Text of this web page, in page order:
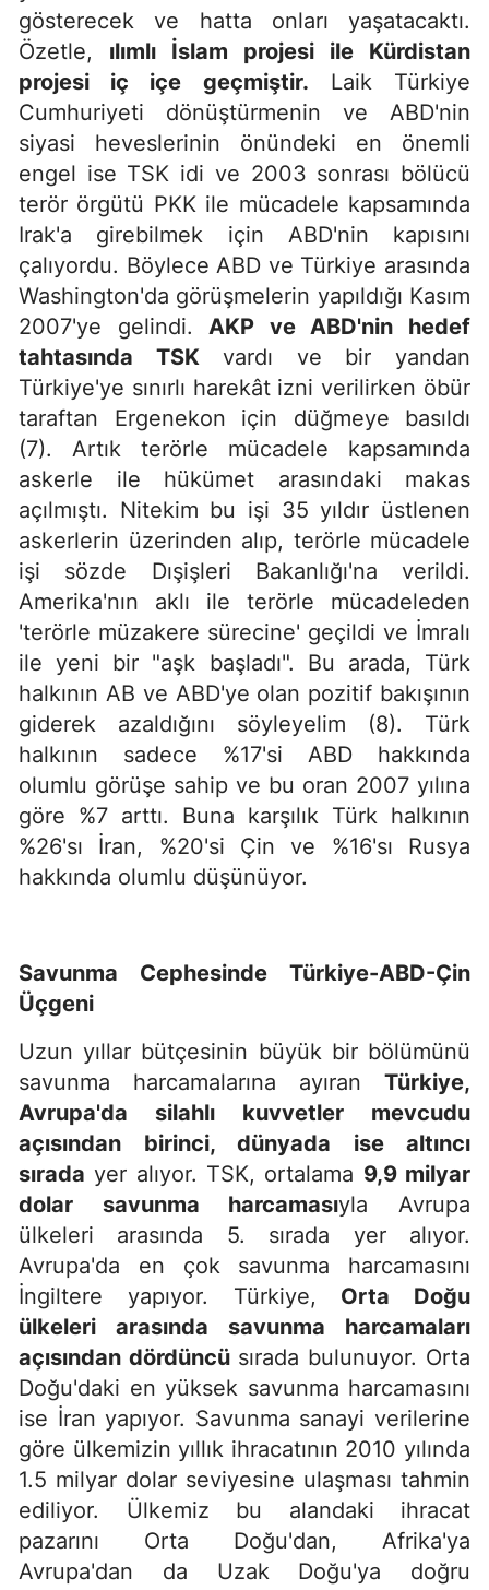
gösterecek ve hatta onları yaşatacaktı.
Özetle, ılımlı İslam projesi ile Kürdistan
projesi iç içe geçmiştir. Laik Türkiye
Cumhuriyeti dönüştürmenin ve ABD'nin
siyasi heveslerinin önündeki en önemli
engel ise TSK idi ve 2003 sonrası bölücü
terör örgütü PKK ile mücadele kapsamında
Irak'a girebilmek için ABD'nin kapısını
çalıyordu. Böylece ABD ve Türkiye arasında
Washington'da görüşmelerin yapıldığı Kasım
2007'ye gelindi.AKP ve ABD'nin hedef
tahtasında TSKvardı ve bir yandan
Türkiye'ye sınırlı harekât izni verilirken öbür
taraftan Ergenekon için düğmeye basıldı
(7). Artık terörle mücadele kapsamında
askerle ile hükümet arasındaki makas
açılmıştı. Nitekim bu işi 35 yıldır üstlenen
askerlerin üzerinden alıp, terörle mücadele
işi sözde Dışişleri Bakanlığı'na verildi.
Amerika'nın aklı ile terörle mücadeleden
'terörle müzakere sürecine' geçildi ve İmralı
ile yeni bir "aşk başladı". Bu arada, Türk
halkının AB ve ABD'ye olan pozitif bakışının
giderek azaldığını söyleyelim (8). Türk
halkının sadece %17'si ABD hakkında
olumlu görüşe sahip ve bu oran 2007 yılına
göre %7 arttı. Buna karşılık Türk halkının
%26'sı İran, %20'si Çin ve %16'sı Rusya
hakkında olumlu düşünüyor.
Savunma Cephesinde Türkiye-ABD-Çin
Üçgeni
Uzun yıllar bütçesinin büyük bir bölümünü
savunma harcamalarına ayıran Türkiye,
Avrupa'da silahlı kuvvetler mevcudu
açısından birinci, dünyada ise altıncı
sırada yer alıyor. TSK, ortalama 9,9 milyar
dolar savunma harcamasıyla Avrupa
ülkeleri arasında 5. sırada yer alıyor.
Avrupa'da en çok savunma harcamasını
İngiltere yapıyor. Türkiye, Orta Doğu
ülkeleri arasında savunma harcamaları
açısından dördüncü sırada bulunuyor. Orta
Doğu'daki en yüksek savunma harcamasını
ise İran yapıyor. Savunma sanayi verilerine
göre ülkemizin yıllık ihracatının 2010 yılında
1.5 milyar dolar seviyesine ulaşması tahmin
ediliyor. Ülkemiz bu alandaki ihracat
pazarını Orta Doğu'dan, Afrika'ya
Avrupa'dan da Uzak Doğu'ya doğru